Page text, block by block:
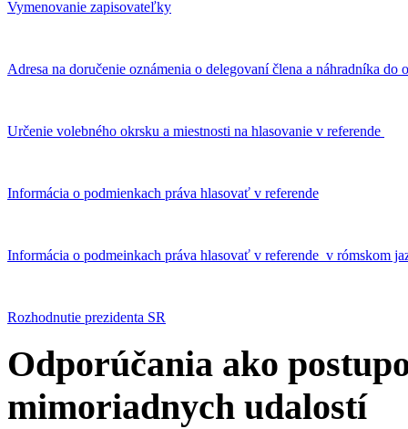
Vymenovanie zapisovateľky
Adresa na doručenie oznámenia o delegovaní člena a náhradníka
Určenie volebného okrsku a miestnosti na hlasovanie v referende
Informácia o podmienkach práva hlasovať v referende
Informácia o podmeinkach práva hlasovať v referende v rómskom
Rozhodnutie prezidenta SR
Odporúčania ako
mimoriadnych udalostí